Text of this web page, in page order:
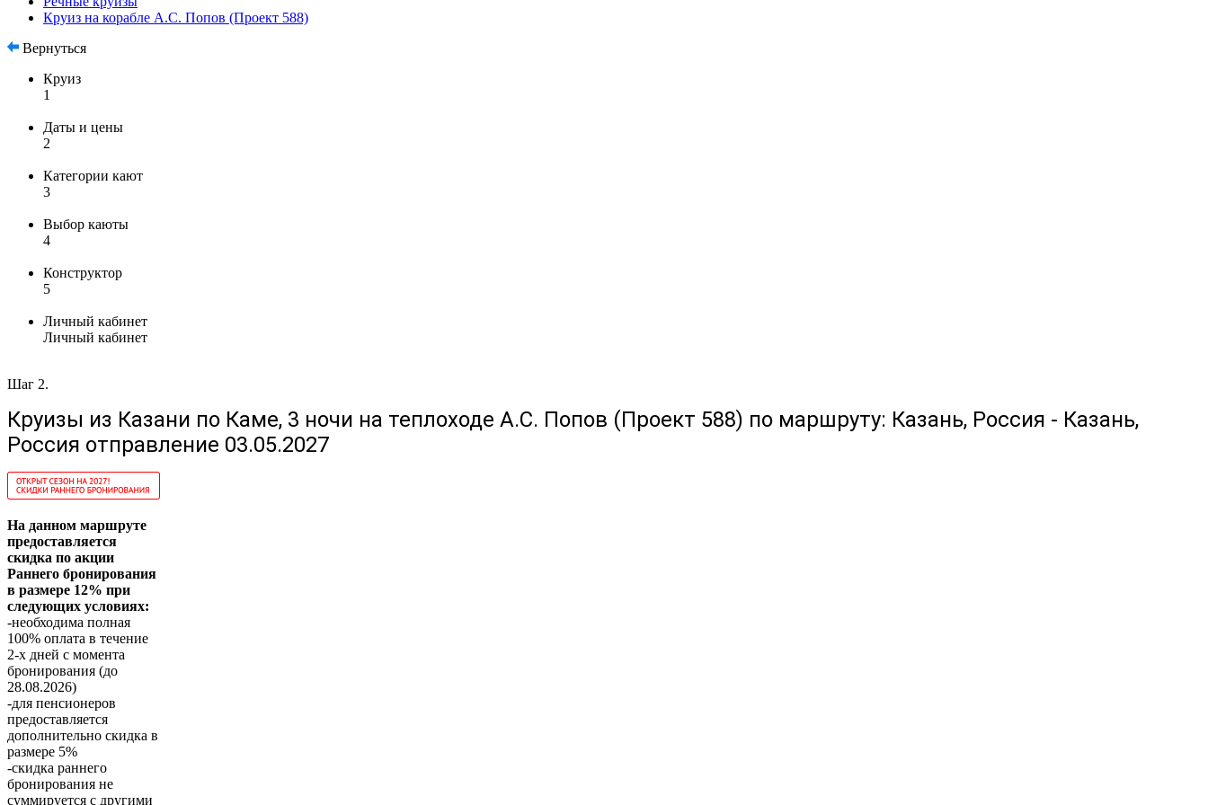
Круиз на корабле А.С. Попов (Проект 588)
Вернуться
Круиз
1
Даты и цены
2
Категории кают
3
Выбор каюты
4
Конструктор
5
Личный кабинет
Личный кабинет
Шаг 2.
Круизы из Казани по Каме, 3 ночи на теплоходе А.С. Попов (Проект 588) по маршруту: Казань, Россия - Казань,
Россия отправление 03.05.2027
На данном маршруте
предоставляется
скидка по акции
Раннего бронирования
в размере 12% при
следующих условиях:
-необходима полная
100% оплата в течение
2-х дней с момента
бронирования (до
28.08.2026)
-для пенсионеров
предоставляется
дополнительно скидка в
размере 5%
-скидка раннего
бронирования не
суммируется с другими